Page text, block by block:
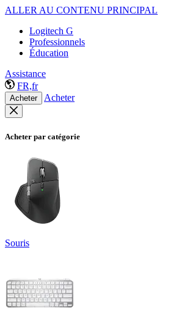
ALLER AU CONTENU PRINCIPAL
Logitech G
Professionnels
Éducation
Assistance
FR,fr
Acheter Acheter
Acheter par catégorie
Souris